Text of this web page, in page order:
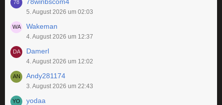
5. August 2026 um 02:03
Wakeman
4. August 2026 um 12:37
Damerl
4. August 2026 um 12:02
Andy281174
3. August 2026 um 22:43
yodaa